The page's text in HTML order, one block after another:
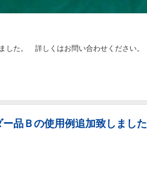
した。 詳しくはお問い合わせください。
品Ｂの使用例追加致しました